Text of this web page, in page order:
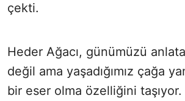
çekti.
Heder Ağacı, günümüzü
değil ama yaşadığımız çağa
bir eser olma özelliğini taşıyor.